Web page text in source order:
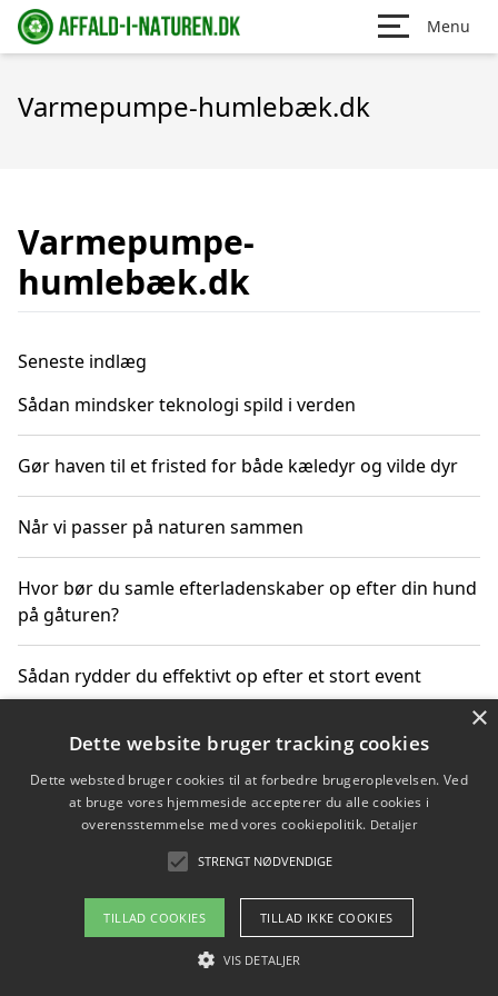
Menu
Varmepumpe-humlebæk.dk
Varmepumpe-
humlebæk.dk
Seneste indlæg
Sådan mindsker teknologi spild i verden
Gør haven til et fristed for både kæledyr og vilde dyr
Når vi passer på naturen sammen
Hvor bør du samle efterladenskaber op efter din hund
på gåturen?
Sådan rydder du effektivt op efter et stort event
Copyright 2026 - Pilanto Aps
Om / kontakt
Blog Betingelser
×
Dette website bruger tracking cookies
Dette websted bruger cookies til at forbedre brugeroplevelsen. Ved
at bruge vores hjemmeside accepterer du alle cookies i
overensstemmelse med vores cookiepolitik. Detaljer
STRENGT NØDVENDIGE
TILLAD COOKIES TILLAD IKKE COOKIES
VIS DETALJER